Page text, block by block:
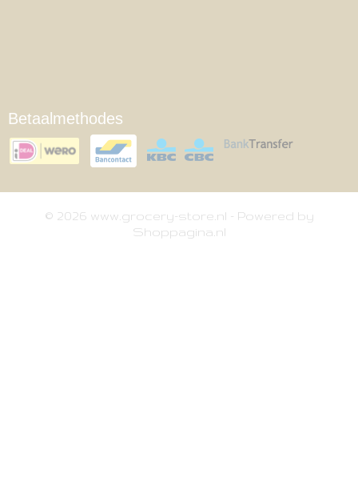
Betaalmethodes
© 2026 www.grocery-store.nl - Powered by
Shoppagina.nl